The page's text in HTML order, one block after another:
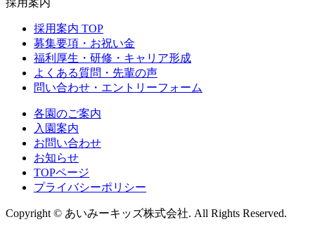
採用案内
採用案内 TOP
募集要項・お祝い金
福利厚生・研修・キャリア形成
よくある質問・先輩の声
問い合わせ・エントリーフォーム
各園のご案内
入園案内
お問い合わせ
お知らせ
TOPページ
プライバシーポリシー
Copyright © あいみーキッズ株式会社. All Rights Reserved.